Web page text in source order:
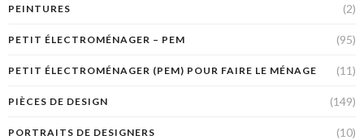
PEINTURES (2)
PETIT ÉLECTROMÉNAGER – PEM (95)
PETIT ÉLECTROMÉNAGER (PEM) POUR FAIRE LE MÉNAGE (11)
PIÈCES DE DESIGN (149)
PORTRAITS DE DESIGNERS (10)